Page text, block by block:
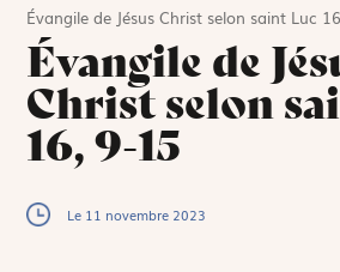
Évangile de Jésus Christ selon saint Luc
Évangile de
Christ selon
16, 9-15
Le 11 novembre 2023